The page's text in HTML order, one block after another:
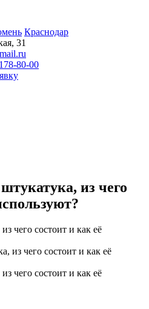
Краснодар
31
80-00
из чего
чего состоит и как её
чего состоит и как её